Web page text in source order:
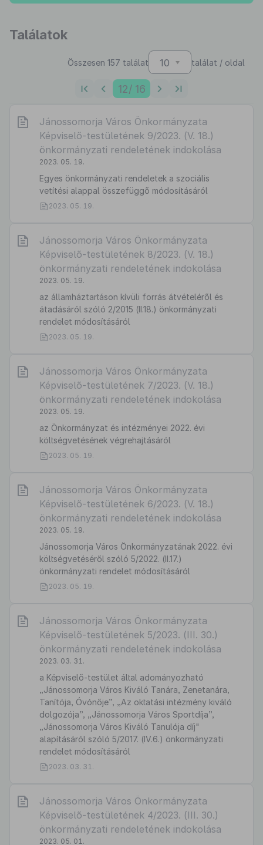
Találatok
Összesen 157 találat 10 találat / oldal
12/ 16
Jánossomorja Város Önkormányzata
Képviselő-testületének 9/2023. (V. 18.)
önkormányzati rendeletének indokolása
2023. 05. 19.
Egyes önkormányzati rendeletek a szociális
vetítési alappal összefüggő módosításáról
2023. 05. 19.
Jánossomorja Város Önkormányzata
Képviselő-testületének 8/2023. (V. 18.)
önkormányzati rendeletének indokolása
2023. 05. 19.
az államháztartáson kívüli forrás átvételéről és
átadásáról szóló 2/2015 (II.18.) önkormányzati
rendelet módosításáról
2023. 05. 19.
Jánossomorja Város Önkormányzata
Képviselő-testületének 7/2023. (V. 18.)
önkormányzati rendeletének indokolása
2023. 05. 19.
az Önkormányzat és intézményei 2022. évi
költségvetésének végrehajtásáról
2023. 05. 19.
Jánossomorja Város Önkormányzata
Képviselő-testületének 6/2023. (V. 18.)
önkormányzati rendeletének indokolása
2023. 05. 19.
Jánossomorja Város Önkormányzatának 2022. évi
költségvetéséről szóló 5/2022. (II.17.)
önkormányzati rendelet módosításáról
2023. 05. 19.
Jánossomorja Város Önkormányzata
Képviselő-testületének 5/2023. (III. 30.)
önkormányzati rendeletének indokolása
2023. 03. 31.
a Képviselő-testület által adományozható
„Jánossomorja Város Kiváló Tanára, Zenetanára,
Tanítója, Óvónője”, „Az oktatási intézmény kiváló
dolgozója”, „Jánossomorja Város Sportdíja”,
„Jánossomorja Város Kiváló Tanulója díj"
alapításáról szóló 5/2017. (IV.6.) önkormányzati
rendelet módosításáról
2023. 03. 31.
Jánossomorja Város Önkormányzata
Képviselő-testületének 4/2023. (III. 30.)
önkormányzati rendeletének indokolása
2023. 05. 01.